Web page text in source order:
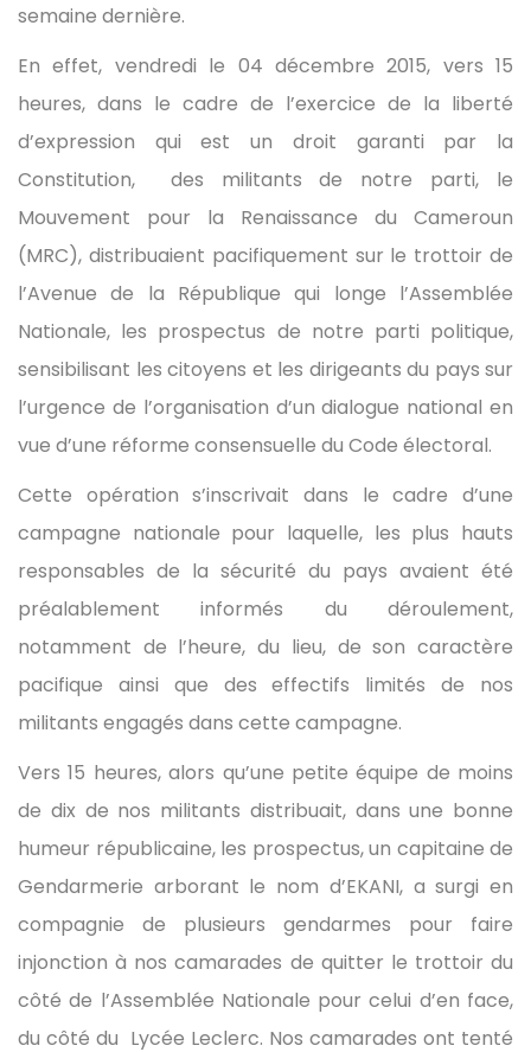
semaine dernière.
En effet, vendredi le 04 décembre 2015, vers 15
heures, dans le cadre de l’exercice de la liberté
d’expression qui est un droit garanti par la
Constitution, des militants de notre parti, le
Mouvement pour la Renaissance du Cameroun
(MRC), distribuaient pacifiquement sur le trottoir de
l’Avenue de la République qui longe l’Assemblée
Nationale, les prospectus de notre parti politique,
sensibilisant les citoyens et les dirigeants du pays sur
l’urgence de l’organisation d’un dialogue national en
vue d’une réforme consensuelle du Code électoral.
Cette opération s’inscrivait dans le cadre d’une
campagne nationale pour laquelle, les plus hauts
responsables de la sécurité du pays avaient été
préalablement informés du déroulement,
notamment de l’heure, du lieu, de son caractère
pacifique ainsi que des effectifs limités de nos
militants engagés dans cette campagne.
Vers 15 heures, alors qu’une petite équipe de moins
de dix de nos militants distribuait, dans une bonne
humeur républicaine, les prospectus, un capitaine de
Gendarmerie arborant le nom d’EKANI, a surgi en
compagnie de plusieurs gendarmes pour faire
injonction à nos camarades de quitter le trottoir du
côté de l’Assemblée Nationale pour celui d’en face,
du côté du Lycée Leclerc. Nos camarades ont tenté